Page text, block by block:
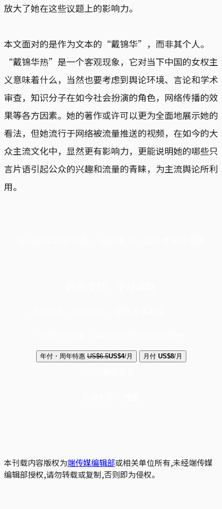
放大了她在这些议题上的影响力。
本文面对的是作为文本的“戴锦华”，而非其个人。
“戴锦华热”是一个客观现象，它对当下中国的女权主
义意味着什么，当然也要考虑到舆论环境、言论和学术
审查，知识分子在如今社会扮演的角色，网络传播的效
果等各方因素。她的著作或许可以更为全面地展示她的
看法，但她流行于网络被流量推送的视频，在如今的大
众主流文化中，显然更有影响力，更能说明她的哪些只
言片语引起公众的兴趣和流量的青睐，为主流舆论所利
用。
年付・周年特惠 US$6.5US$4/月 月付 US$8/月
本刊载内容版权为端传媒编辑部或相关单位所有,未经端传媒
编辑部授权,请勿转载或复制,否则即为侵权。